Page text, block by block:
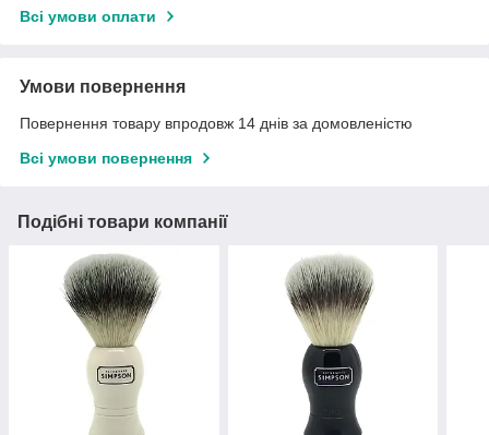
Всі умови оплати
Умови повернення
Повернення товару впродовж 14 днів за домовленістю
Всі умови повернення
Подібні товари компанії